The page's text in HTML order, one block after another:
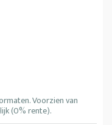
Voorzien van
(0% rente).